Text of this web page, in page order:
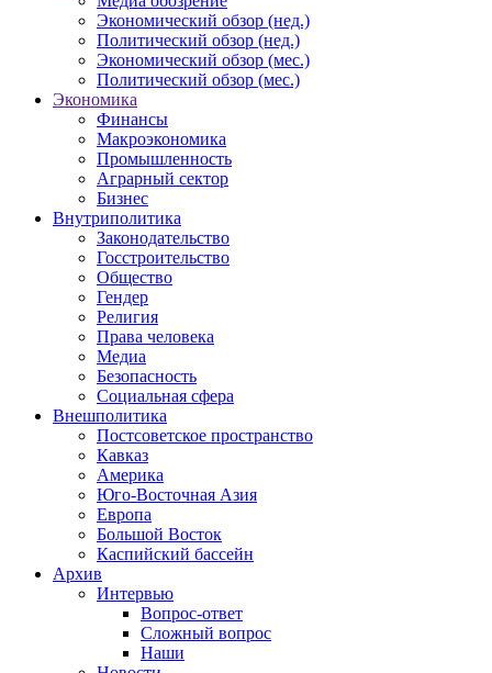
Экономический обзор (нед.)
Политический обзор (нед.)
Экономический обзор (мес.)
Политический обзор (мес.)
Экономика
Финансы
Макроэкономика
Промышленность
Аграрный сектор
Бизнес
Внутриполитика
Законодательство
Госстроительство
Общество
Гендер
Религия
Права человека
Медиа
Безопасность
Социальная сфера
Внешполитика
Постсоветское пространство
Кавказ
Америка
Юго-Восточная Азия
Европа
Большой Восток
Каспийский бассейн
Архив
Интервью
Вопрос-ответ
Сложный вопрос
Наши